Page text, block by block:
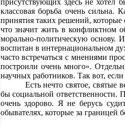
присутствующих здесь не хотел
классовая борьба очень сильна.
принятия таких решений, которые
что значит жить в конфликтном
морально-политическую основу.
воспитан в интернациональном
часто встречаться с мнениями
построили очень много».
научных работников. Так вот,
Есть нечто святое,
бы социальной ответственности.
очень здорово. Я не берусь
обывателях, которые за